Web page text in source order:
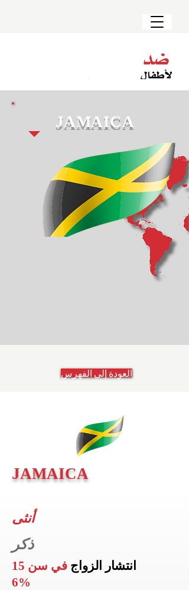
JAMAICA
العودة إلى الفهرس
JAMAICA
أنثى
ذكر
انتشار الزواج في سن 15
6%